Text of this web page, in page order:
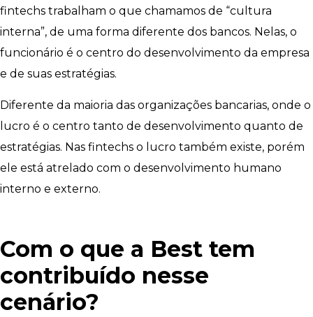
fintechs trabalham o que chamamos de “cultura
interna”, de uma forma diferente dos bancos. Nelas, o
funcionário é o centro do desenvolvimento da empresa
e de suas estratégias.
Diferente da maioria das organizações bancarias, onde o
lucro é o centro tanto de desenvolvimento quanto de
estratégias. Nas fintechs o lucro também existe, porém
ele está atrelado com o desenvolvimento humano
interno e externo.
Com o que a Best tem
contribuído nesse
cenário?